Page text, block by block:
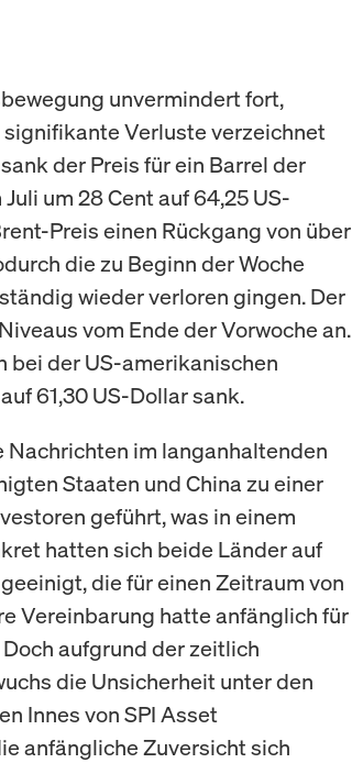
unvermindert fort,
Verluste verzeichnet
der Preis für ein Barrel der
um 28 Cent auf 64,25 US-
Preis einen Rückgang von über
die zu Beginn der Woche
wieder verloren gingen. Der
vom Ende der Vorwoche an.
bei der US-amerikanischen
61,30 US-Dollar sank.
im langanhaltenden
Staaten und China zu einer
geführt, was in einem
hatten sich beide Länder auf
die für einen Zeitraum von
Vereinbarung hatte anfänglich für
aufgrund der zeitlich
die Unsicherheit unter den
Innes von SPI Asset
anfängliche Zuversicht sich